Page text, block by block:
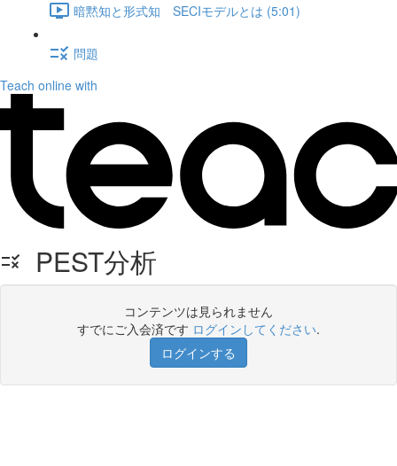
暗黙知と形式知 SECIモデルとは (5:01)
問題
Teach online with
PEST分析
コンテンツは見られません
すでにご入会済です ログインしてください.
ログインする